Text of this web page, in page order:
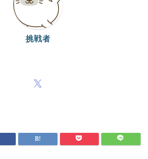
挑戦者
CFD（差金決済取引）
日経平均先物・オプション